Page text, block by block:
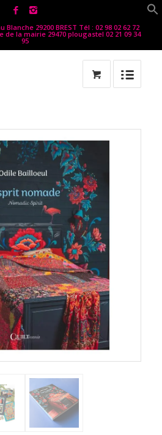
Blanche 29200 BREST Tél : 02 98 02 62 72
de la mairie 29470 plougastel 02 21 09 34
95